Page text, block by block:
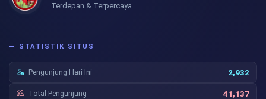
Terdepan & Terpercaya
— STATISTIK SITUS
Pengunjung Hari Ini 2,932
Total Pengunjung 41,137